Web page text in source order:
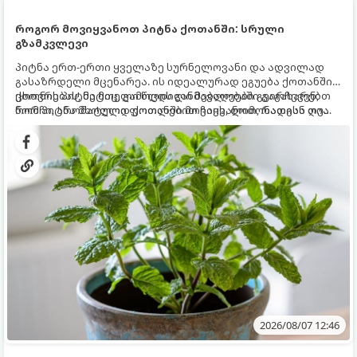
როგორ მოვიყვანოთ პიტნა ქოთანში: სრული
გზამკვლევი
პიტნა ერთ-ერთი ყველაზე სურნელოვანი და ადვილად
გასაზრდელი მცენარეა. ის იდეალურად ეგუება ქოთანში
ცხოვრებას, მეტიც, გამოცდილი მებაღეები გვირჩევენ,
რომ პიტნა მხოლოდ ქოთანში მოვიყვანოთ, რადგან ღია
გრუნტში (ბაღში) დარგვისას ის ფესვებით ძალიან
სწრაფად ვრცელდება და სხვა მცენარეებს ავიწროებს.
ქოთნის პიტნა მთელი წლის განმავლობაში გაგახარებთ
ნორჩი, არომატული ფოთლებით ჩაის, ლიმონათისა თუ
კერძებისთვის.
2026/08/07 12:46